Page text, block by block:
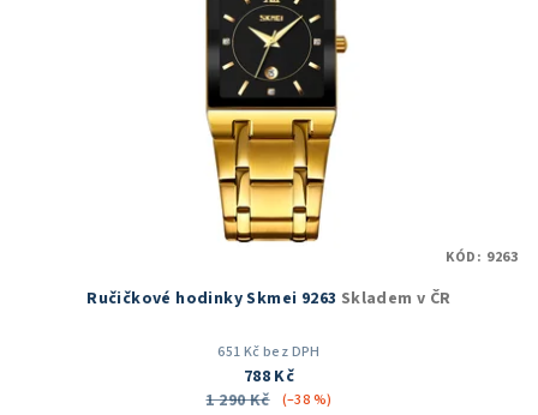
Ručičkové hodinky Skmei 9263 Skladem v ČR
651 Kč bez DPH
788 Kč
1 290 Kč
(–38 %)
KÓD: 9263